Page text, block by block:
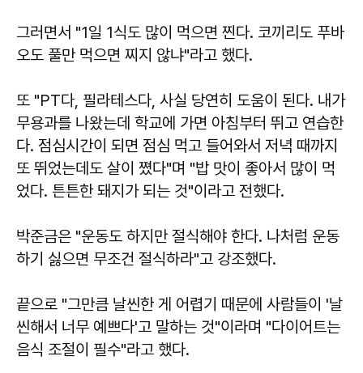
그러면서 "1일 1식도 많이 먹으면 찐다. 코끼리도 푸바
오도 풀만 먹으면 찌지 않냐"라고 했다.
또 "PT다, 필라테스다, 사실 당연히 도움이 된다. 내가
무용과를 나왔는데 학교에 가면 아침부터 뛰고 연습한
다. 점심시간이 되면 점심 먹고 들어와서 저녁 때까지
또 뛰었는데도 살이 쪘다"며 "밥 맛이 좋아서 많이 먹
었다. 튼튼한 돼지가 되는 것"이라고 전했다.
박준금은 "운동도 하지만 절식해야 한다. 나처럼 운동
하기 싫으면 무조건 절식하라"고 강조했다.
끝으로 "그만큼 날씬한 게 어렵기 때문에 사람들이 '날
씬해서 너무 예쁘다'고 말하는 것"이라며 "다이어트는
음식 조절이 필수"라고 했다.